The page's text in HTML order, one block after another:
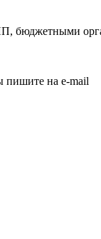
бюджетными
пишите на e-mail